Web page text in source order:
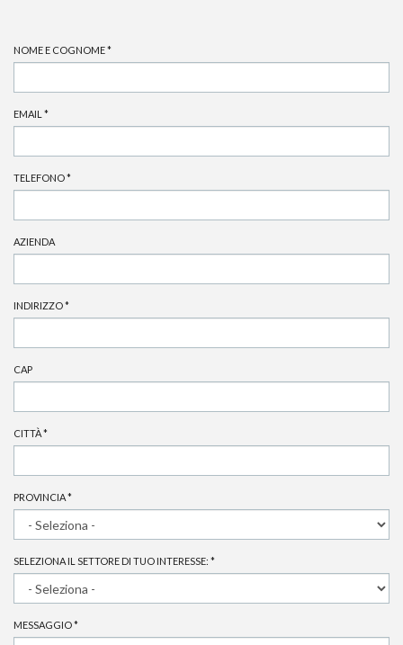
NOME E COGNOME*
EMAIL *
TELEFONO*
AZIENDA
INDIRIZZO*
CAP
CITTÀ*
PROVINCIA*
SELEZIONA IL SETTORE DI TUO INTERESSE: *
MESSAGGIO*